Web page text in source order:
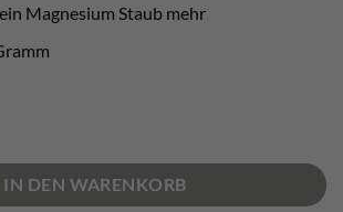
Magnesium Staub mehr
Aufbewahrungsbeutel Menge
IN DEN WARENKORB